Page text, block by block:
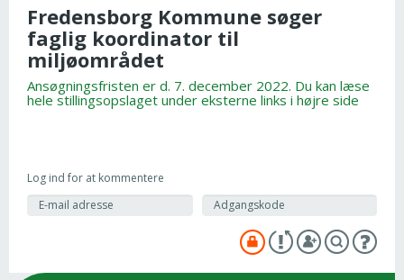
Fredensborg Kommune søger
faglig koordinator til
miljøområdet
Ansøgningsfristen er d. 7. december 2022. Du kan læse
hele stillingsopslaget under eksterne links i højre side
Log ind for at kommentere